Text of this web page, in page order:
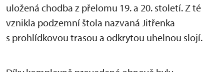
uložená chodba z přelomu 19. a 20. století. Z té
vznikla podzemní štola nazvaná Jitřenka
s prohlídkovou trasou a odkrytou uhelnou slojí.